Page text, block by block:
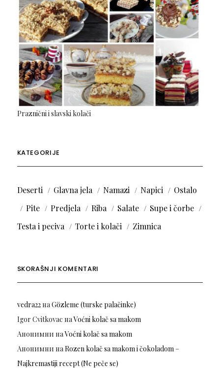
Praznični i slavski kolači
KATEGORIJE
Deserti Glavna jela Namazi Napici
Ostalo
Pite
Predjela Riba Salate
Supe i čorbe
Testa i peciva
Torte i kolači Zimnica
SKORAŠNJI KOMENTARI
vedra22наGözleme (turske palačinke)
Igor Cvitkovac наVoćni kolač sa makom
Анонимни наVoćni kolač sa makom
Анонимни наRozen kolač sa makom i čokoladom –
Najkremastiji recept (Ne peče se)